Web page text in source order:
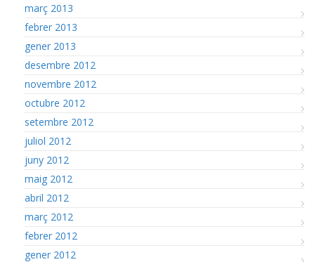
març 2013
febrer 2013
gener 2013
desembre 2012
novembre 2012
octubre 2012
setembre 2012
juliol 2012
juny 2012
maig 2012
abril 2012
març 2012
febrer 2012
gener 2012